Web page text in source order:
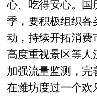
心、吃得安心。国
季，要积极组织各
动，持续开拓消费
高度重视景区等人
加强流量监测，完
在潍坊度过一个欢